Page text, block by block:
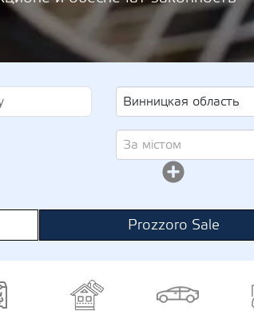
Винницкая область
За містом
Prozzoro Sale